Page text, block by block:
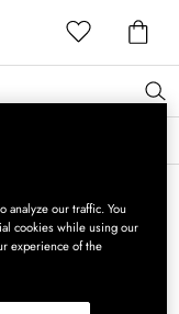
analyze our traffic. You
cookies while using our
experience of the